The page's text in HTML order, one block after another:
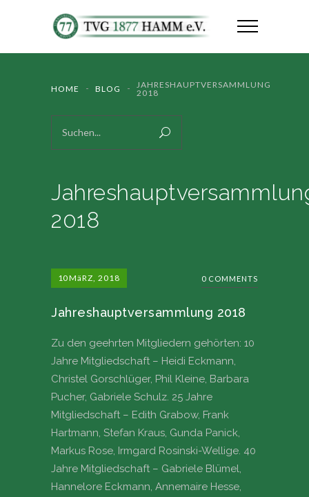
HOME BLOG
JAHRESHAUPTVERSAMMLUNG
2018
2018
10MäRZ, 2018 0 COMMENTS
Jahreshauptversammlung 2018
Zu den geehrten Mitgliedern gehörten: 10
Jahre Mitgliedschaft – Heidi Eckmann,
Christel Gorschlüger, Phil Kleine, Barbara
Pucher, Gabriele Schulz. 25 Jahre
Mitgliedschaft – Edith Grabow, Frank
Hartmann, Stefan Kraus, Gunda Panick,
Markus Rose, Irmgard Rosinski-Wellige. 40
Jahre Mitgliedschaft – Gabriele Blümel,
Hannelore Eckmann, Annemaire Hesse,